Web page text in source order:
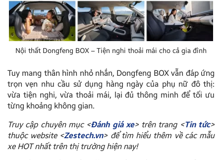
Nội thất Dongfeng BOX – Tiện nghi thoải mái cho cả gia đình
Tuy mang thân hình nhỏ nhắn, Dongfeng BOX vẫn đáp ứng
trọn vẹn nhu cầu sử dụng hàng ngày của phụ nữ đô thị:
vừa tiện nghi, vừa thoải mái, lại đủ thông minh để tối ưu
từng khoảng không gian.
Truy cập chuyên mục <Đánh giá xe> trên trang <Tin tức>
thuộc website <Zestech.vn> để tìm hiểu thêm về các mẫu
xe HOT nhất trên thị trường hiện nay!